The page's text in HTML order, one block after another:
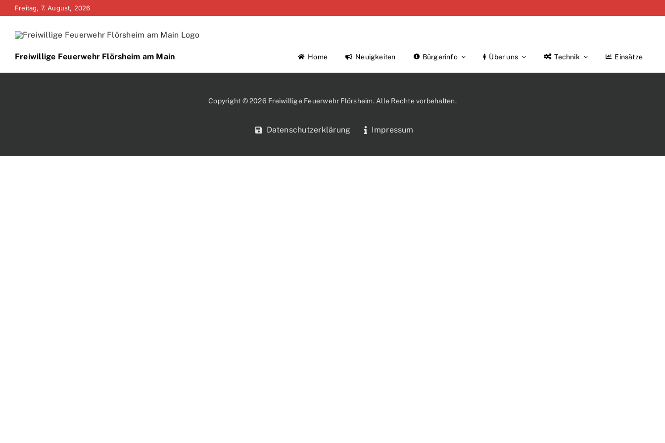
Zum
springen
Freitag, 7. August, 2026
Freiwillige Feuerwehr Flörsheim am Main Home Neuigkeiten Bürgerinfo Über uns Technik Einsätze
Copyright © 2026 Freiwillige Feuerwehr Flörsheim. Alle Rechte vorbehalten.
Datenschutzerklärung Impressum